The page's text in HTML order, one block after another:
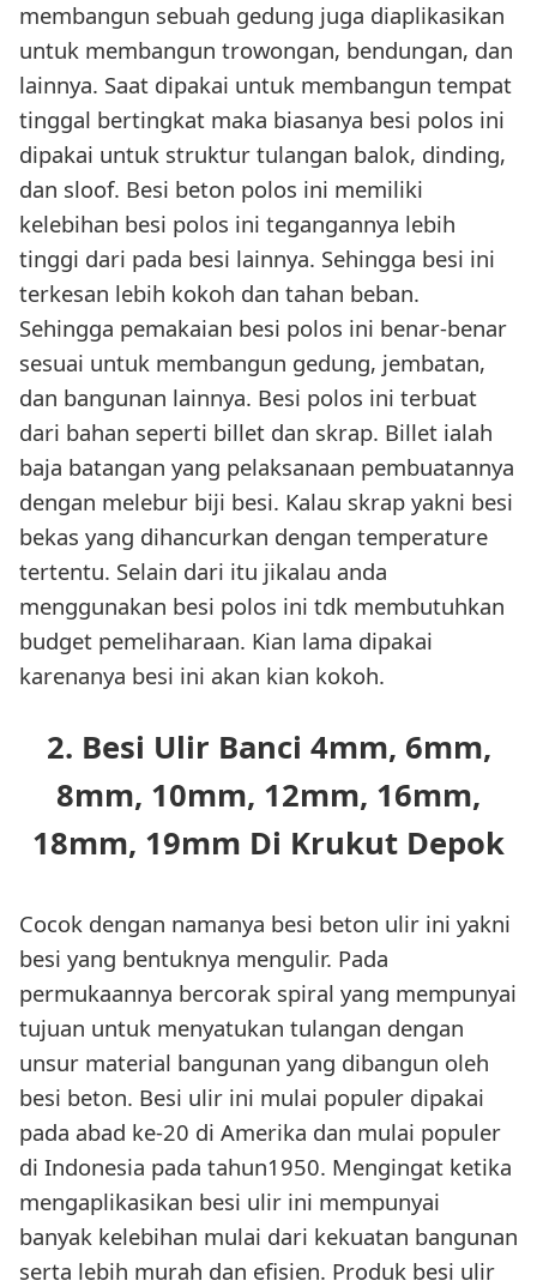
membangun sebuah gedung juga diaplikasikan
untuk membangun trowongan, bendungan, dan
lainnya. Saat dipakai untuk membangun tempat
tinggal bertingkat maka biasanya besi polos ini
dipakai untuk struktur tulangan balok, dinding,
dan sloof. Besi beton polos ini memiliki
kelebihan besi polos ini tegangannya lebih
tinggi dari pada besi lainnya. Sehingga besi ini
terkesan lebih kokoh dan tahan beban.
Sehingga pemakaian besi polos ini benar-benar
sesuai untuk membangun gedung, jembatan,
dan bangunan lainnya. Besi polos ini terbuat
dari bahan seperti billet dan skrap. Billet ialah
baja batangan yang pelaksanaan pembuatannya
dengan melebur biji besi. Kalau skrap yakni besi
bekas yang dihancurkan dengan temperature
tertentu. Selain dari itu jikalau anda
menggunakan besi polos ini tdk membutuhkan
budget pemeliharaan. Kian lama dipakai
karenanya besi ini akan kian kokoh.
2. Besi Ulir Banci 4mm, 6mm,
8mm, 10mm, 12mm, 16mm,
18mm, 19mm Di Krukut Depok
Cocok dengan namanya besi beton ulir ini yakni
besi yang bentuknya mengulir. Pada
permukaannya bercorak spiral yang mempunyai
tujuan untuk menyatukan tulangan dengan
unsur material bangunan yang dibangun oleh
besi beton. Besi ulir ini mulai populer dipakai
pada abad ke-20 di Amerika dan mulai populer
di Indonesia pada tahun1950. Mengingat ketika
mengaplikasikan besi ulir ini mempunyai
banyak kelebihan mulai dari kekuatan bangunan
serta lebih murah dan efisien. Produk besi ulir